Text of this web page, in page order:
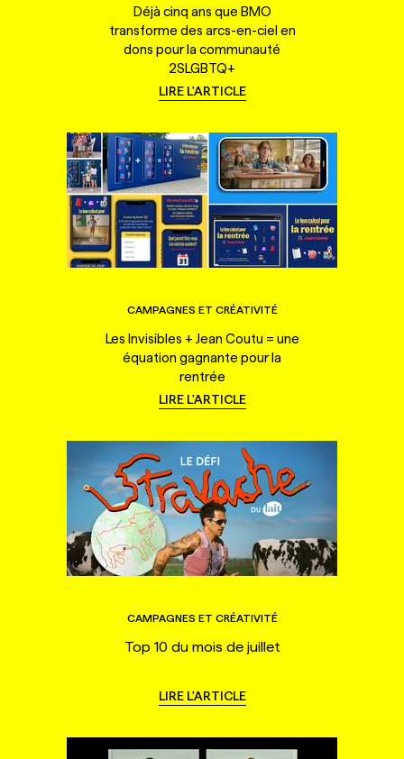
Déjà cinq ans que BMO
transforme des arcs-en-ciel en
dons pour la communauté
2SLGBTQ+
LIRE L'ARTICLE
CAMPAGNES ET CRÉATIVITÉ
Les Invisibles + Jean Coutu = une
équation gagnante pour la
rentrée
LIRE L'ARTICLE
CAMPAGNES ET CRÉATIVITÉ
Top 10 du mois de juillet
LIRE L'ARTICLE